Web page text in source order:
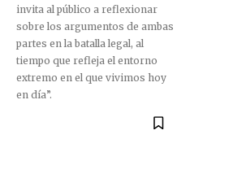
invita al público a reflexionar
sobre los argumentos de ambas
partes en la batalla legal, al
tiempo que refleja el entorno
extremo en el que vivimos hoy
en día”.